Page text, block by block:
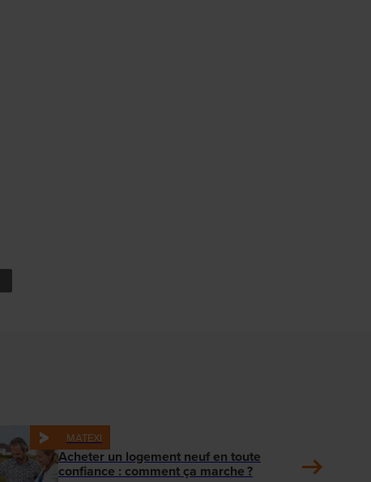
MATEXI
Acheter un logement neuf en toute
confiance : comment ça marche ?